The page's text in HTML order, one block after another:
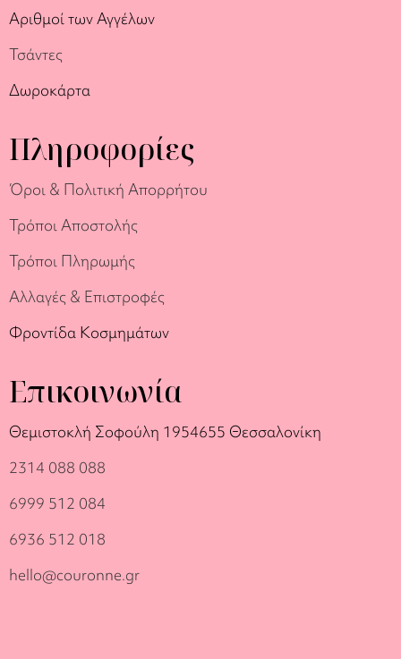
Αριθμοί των Αγγέλων
Τσάντες
Δωροκάρτα
Πληροφορίες
Όροι & Πολιτική Απορρήτου
Τρόποι Αποστολής
Τρόποι Πληρωμής
Αλλαγές & Επιστροφές
Φροντίδα Κοσμημάτων
Επικοινωνία
Θεμιστοκλή Σοφούλη 1954655 Θεσσαλονίκη
2314 088 088
6999 512 084
6936 512 018
hello@couronne.gr